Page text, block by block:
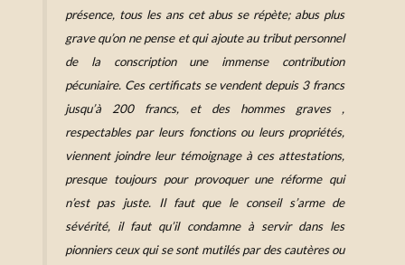
présence, tous les ans cet abus se répète; abus plus
grave qu’on ne pense et qui ajoute au tribut personnel
de la conscription une immense contribution
pécuniaire. Ces certificats se vendent depuis 3 francs
jusqu’à 200 francs, et des hommes graves ,
respectables par leurs fonctions ou leurs propriétés,
viennent joindre leur témoignage à ces attestations,
presque toujours pour provoquer une réforme qui
n’est pas juste. Il faut que le conseil s’arme de
sévérité, il faut qu’il condamne à servir dans les
pionniers ceux qui se sont mutilés par des cautères ou